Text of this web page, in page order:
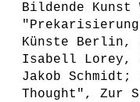
Bildende Kunst
Künste Berlin,
Isabell Lorey,
Jakob
Thought", Zur